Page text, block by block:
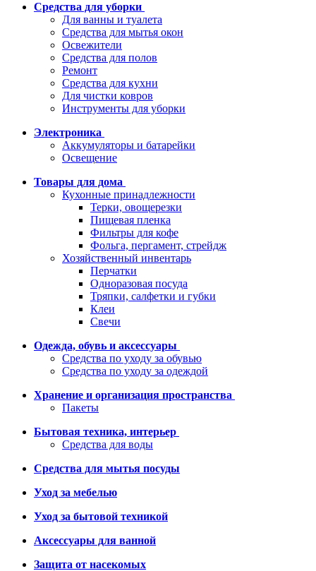
Средства для уборки
Для ванны и туалета
Средства для мытья окон
Освежители
Средства для полов
Ремонт
Средства для кухни
Для чистки ковров
Инструменты для уборки
Электроника
Аккумуляторы и батарейки
Освещение
Товары для дома
Кухонные принадлежности
Терки, овощерезки
Пищевая пленка
Фильтры для кофе
Фольга, пергамент, стрейдж
Хозяйственный инвентарь
Перчатки
Одноразовая посуда
Тряпки, салфетки и губки
Клеи
Свечи
Одежда, обувь и аксессуары
Средства по уходу за обувью
Средства по уходу за одеждой
Хранение и организация пространства
Пакеты
Бытовая техника, интерьер
Средства для воды
Средства для мытья посуды
Уход за мебелью
Уход за бытовой техникой
Аксессуары для ванной
Защита от насекомых